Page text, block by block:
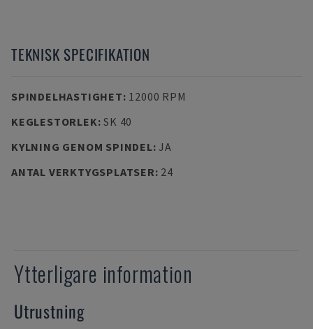
TEKNISK SPECIFIKATION
SPINDELHASTIGHET: 12000 RPM
KEGLESTORLEK:SK 40
KYLNING GENOM SPINDEL:JA
ANTAL VERKTYGSPLATSER: 24
Ytterligare information
Utrustning